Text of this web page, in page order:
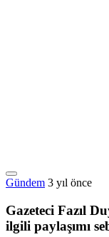
Gündem 3 yıl önce
Gazeteci Fazıl
ilgili paylaşımı